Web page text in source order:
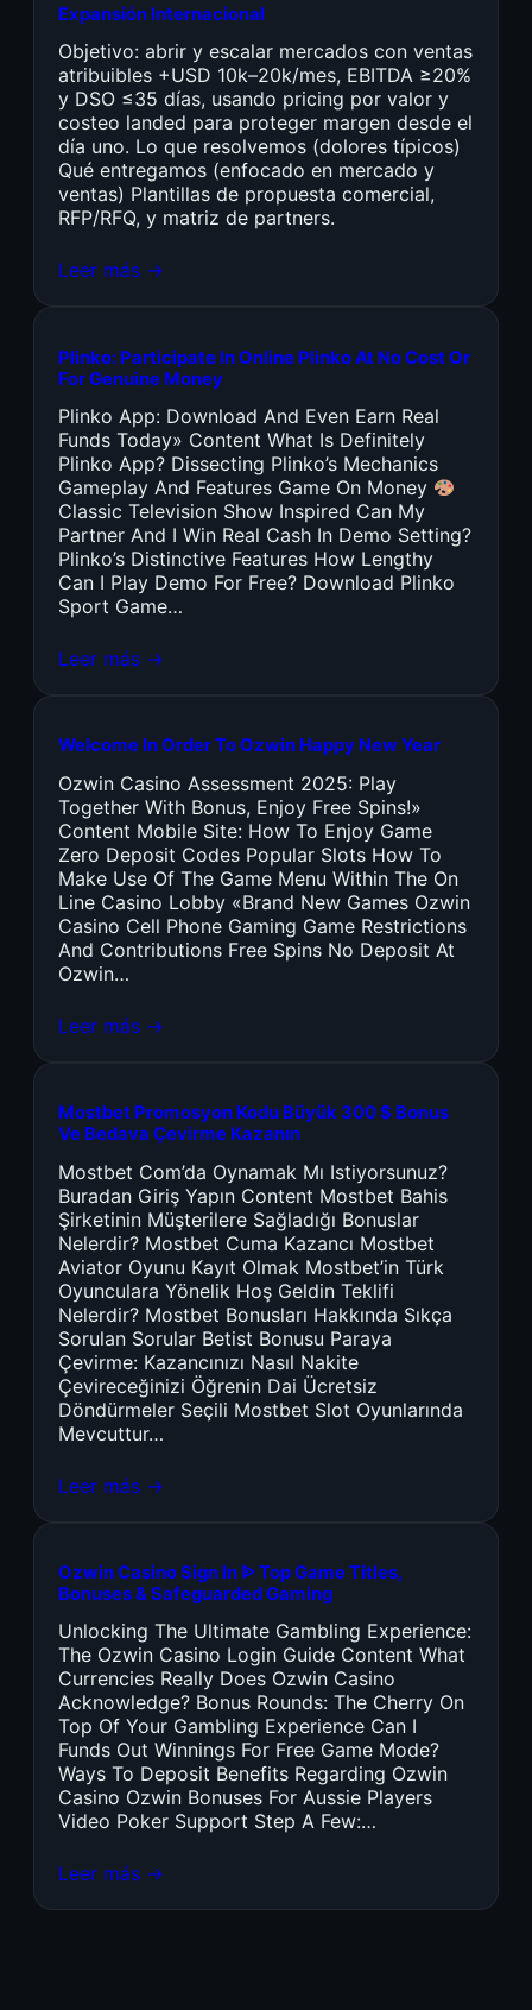
Expansión Internacional
Objetivo: abrir y escalar mercados con ventas
atribuibles +USD 10k–20k/mes, EBITDA ≥20%
y DSO ≤35 días, usando pricing por valor y
costeo landed para proteger margen desde el
día uno. Lo que resolvemos (dolores típicos)
Qué entregamos (enfocado en mercado y
ventas) Plantillas de propuesta comercial,
RFP/RFQ, y matriz de partners.
Leer más →
Plinko: Participate In Online Plinko At No Cost Or
For Genuine Money
Plinko App: Download And Even Earn Real
Funds Today» Content What Is Definitely
Plinko App? Dissecting Plinko’s Mechanics
Gameplay And Features Game On Money
Classic Television Show Inspired Can My
Partner And I Win Real Cash In Demo Setting?
Plinko’s Distinctive Features How Lengthy
Can I Play Demo For Free? Download Plinko
Sport Game…
Leer más →
Welcome In Order To Ozwin Happy New Year
Ozwin Casino Assessment 2025: Play
Together With Bonus, Enjoy Free Spins!»
Content Mobile Site: How To Enjoy Game
Zero Deposit Codes Popular Slots How To
Make Use Of The Game Menu Within The On
Line Casino Lobby «Brand New Games Ozwin
Casino Cell Phone Gaming Game Restrictions
And Contributions Free Spins No Deposit At
Ozwin…
Leer más →
Mostbet Promosyon Kodu Büyük 300 $ Bonus
Ve Bedava Çevirme Kazanın
Mostbet Com’da Oynamak Mı Istiyorsunuz?
Buradan Giriş Yapın Content Mostbet Bahis
Şirketinin Müşterilere Sağladığı Bonuslar
Nelerdir? Mostbet Cuma Kazancı Mostbet
Aviator Oyunu Kayıt Olmak Mostbet’in Türk
Oyunculara Yönelik Hoş Geldin Teklifi
Nelerdir? Mostbet Bonusları Hakkında Sıkça
Sorulan Sorular Betist Bonusu Paraya
Çevirme: Kazancınızı Nasıl Nakite
Çevireceğinizi Öğrenin Dai Ücretsiz
Döndürmeler Seçili Mostbet Slot Oyunlarında
Mevcuttur…
Leer más →
Ozwin Casino Sign In ᐉ Top Game Titles,
Bonuses & Safeguarded Gaming
Unlocking The Ultimate Gambling Experience:
The Ozwin Casino Login Guide Content What
Currencies Really Does Ozwin Casino
Acknowledge? Bonus Rounds: The Cherry On
Top Of Your Gambling Experience Can I
Funds Out Winnings For Free Game Mode?
Ways To Deposit Benefits Regarding Ozwin
Casino Ozwin Bonuses For Aussie Players
Video Poker Support Step A Few:…
Leer más →